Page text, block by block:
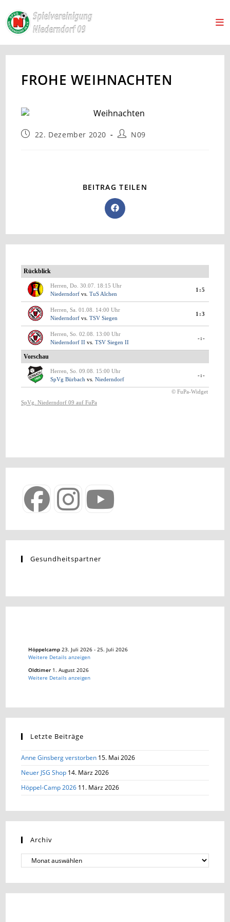
FROHE WEIHNACHTEN
22. Dezember 2020 N09
BEITRAG TEILEN
Gesundheitspartner
Höppelcamp 23. Juli 2026 -25. Juli 2026
Weitere Details anzeigen
Oldtimer 1. August 2026
Weitere Details anzeigen
Letzte Beiträge
Anne Ginsberg verstorben 15. Mai 2026
Neuer JSG Shop 14. März 2026
Höppel-Camp 2026 11. März 2026
Archiv